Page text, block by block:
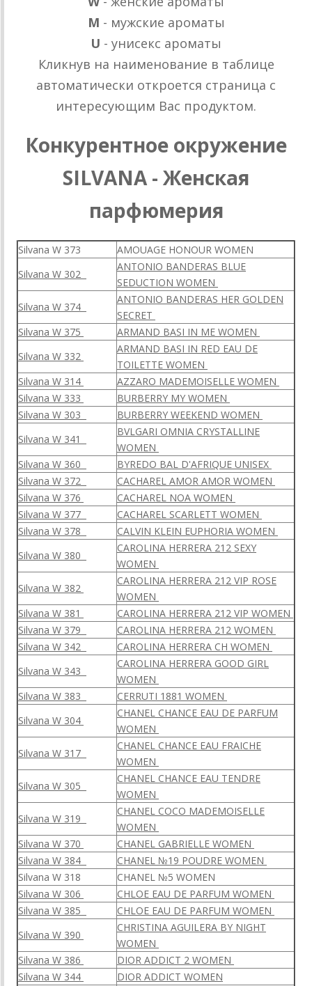
M - мужские ароматы
U - унисекс ароматы
Кликнув на наименование в таблице
автоматически откроется страница с
интересующим Вас продуктом.
Конкурентное окружение
SILVANA - Женская
парфюмерия
Silvana W 373
AMOUAGE HONOUR WOMEN
Silvana W 302
ANTONIO BANDERAS BLUE
SEDUCTION WOMEN
Silvana W 374
ANTONIO BANDERAS HER GOLDEN
SECRET
Silvana W 375
ARMAND BASI IN ME WOMEN
Silvana W 332
ARMAND BASI IN RED EAU DE
TOILETTE WOMEN
Silvana W 314
AZZARO MADEMOISELLE WOMEN
Silvana W 333
BURBERRY MY WOMEN
Silvana W 303
BURBERRY WEEKEND WOMEN
Silvana W 341
BVLGARI OMNIA CRYSTALLINE
WOMEN
Silvana W 360
BYREDO BAL D'AFRIQUE UNISEX
Silvana W 372
CACHAREL AMOR AMOR WOMEN
Silvana W 376
CACHAREL NOA WOMEN
Silvana W 377
CACHAREL SCARLETT WOMEN
Silvana W 378
CALVIN KLEIN EUPHORIA WOMEN
Silvana W 380
CAROLINA HERRERA 212 SEXY
WOMEN
Silvana W 382
CAROLINA HERRERA 212 VIP ROSE
WOMEN
Silvana W 381
CAROLINA HERRERA 212 VIP WOMEN
Silvana W 379
CAROLINA HERRERA 212 WOMEN
Silvana W 342
CAROLINA HERRERA CH WOMEN
Silvana W 343
CAROLINA HERRERA GOOD GIRL
WOMEN
Silvana W 383
CERRUTI 1881 WOMEN
Silvana W 304
CHANEL CHANCE EAU DE PARFUM
WOMEN
Silvana W 317
CHANEL CHANCE EAU FRAICHE
WOMEN
Silvana W 305
CHANEL CHANCE EAU TENDRE
WOMEN
Silvana W 319
CHANEL COCO MADEMOISELLE
WOMEN
Silvana W 370
CHANEL GABRIELLE WOMEN
Silvana W 384
CHANEL №19 POUDRE WOMEN
Silvana W 318
CHANEL №5 WOMEN
Silvana W 306
CHLOE EAU DE PARFUM WOMEN
Silvana W 385
CHLOE EAU DE PARFUM WOMEN
Silvana W 390
CHRISTINA AGUILERA BY NIGHT
WOMEN
Silvana W 386
DIOR ADDICT 2 WOMEN
Silvana W 344
DIOR ADDICT WOMEN